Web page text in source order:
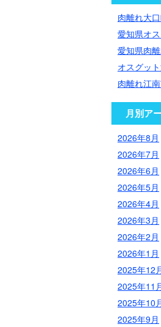
肉離れ大
愛知県オ
愛知県肉
オスグッ
肉離れ江
月別ア
2026年8月
2026年7月
2026年6月
2026年5月
2026年4月
2026年3月
2026年2月
2026年1月
2025年12
2025年11
2025年10
2025年9月